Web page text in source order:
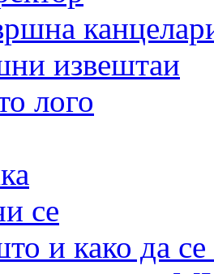
извештаи
лого
се
и како да